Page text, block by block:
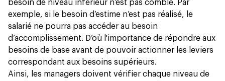
besoin de niveau inférieur n’est pas comblé. Par
exemple, si le besoin d’estime n’est pas réalisé, le
salarié ne pourra pas accéder au besoin
d’accomplissement. D’où l'importance de répondre aux
besoins de base avant de pouvoir actionner les leviers
correspondant aux besoins supérieurs.
Ainsi, les managers doivent vérifier chaque niveau de